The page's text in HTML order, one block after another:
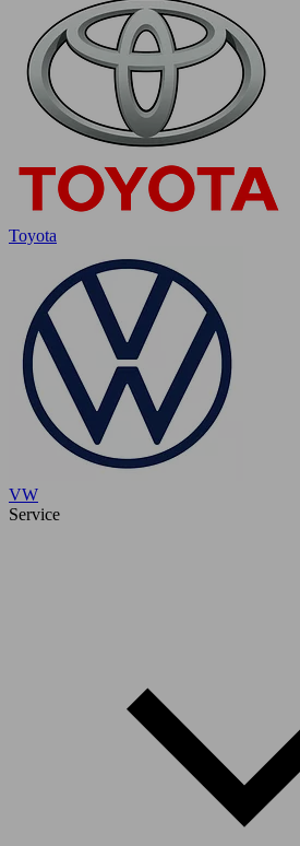
Toyota
VW
Service